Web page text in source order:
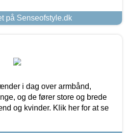
på Senseofstyle.dk
i dag over armbånd,
og de fører store og brede
og kvinder. Klik her for at se